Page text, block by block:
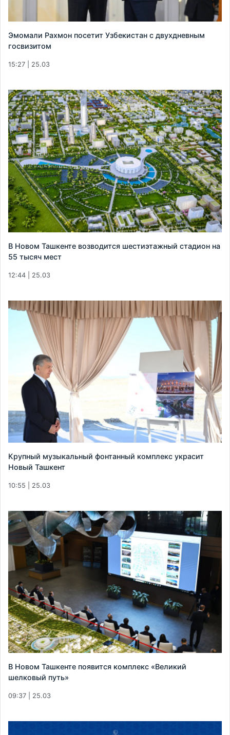
Эмомали Рахмон посетит Узбекистан с двухдневным
госвизитом
15:27 | 25.03
В Новом Ташкенте возводится шестиэтажный стадион на
55 тысяч мест
12:44 | 25.03
Крупный музыкальный фонтанный комплекс украсит
Новый Ташкент
10:55 | 25.03
В Новом Ташкенте появится комплекс «Великий
шелковый путь»
09:37 | 25.03